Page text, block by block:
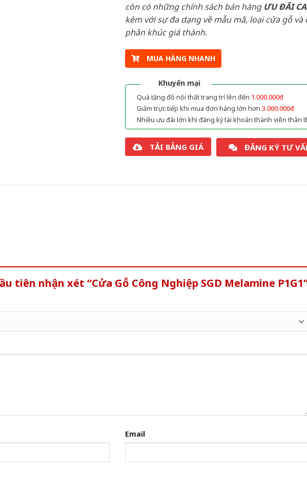
còn có những chính sách bán hàng ƯU ĐÃI
kèm với sự đa dạng về mẫu mã, loại cửa gỗ và
phân khúc giá thành.
MUA HÀNG NHANH
Khuyến mại
Quà tặng đồ nội thất trang trí lên đến 1.000.000đ
Giảm trực tiếp khi mua đơn hàng lớn hơn 3.000.000đ
Nhiều ưu đãi lớn khi đăng ký tài khoản thành viên thân
TẢI BẢNG GIÁ ĐĂNG KÝ TƯ
tiên nhận xét “Cửa Gỗ Công Nghiệp SGD Melamine
Email